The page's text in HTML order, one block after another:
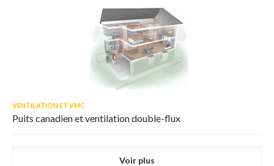
VENTILATION ET VMC
Puits canadien et ventilation double-flux
Voir plus